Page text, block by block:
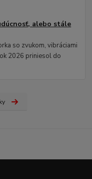
alebo stále
so zvukom, vibráciami
2026 priniesol do